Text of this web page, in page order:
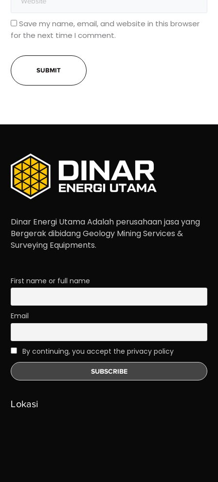
Save my name, email, and website in this browser
for the next time I comment.
Dinar Energi Utama Adalah perusahaan jasa yang
Bergerak dibidang Geology Mining Services &
Surveying Equipments.
First name or full name
Email
By continuing, you accept the privacy policy
Lokasi